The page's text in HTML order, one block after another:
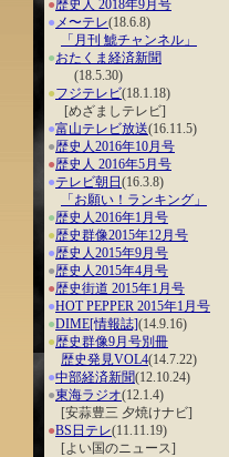
●歴史人 2018年9月号
● メ〜テレ(18.6.8)
「月刊 鯱チャンネル」
●おたくま経済新聞
(18.5.30)
●フジテレビ(18.1.18)
[めざましテレビ]
●富山テレビ放送(16.11.5)
●歴史人2016年10月号
●歴史人 2016年5月号
●テレビ朝日 (16.3.8)
「お願い！ランキング」
●歴史人2016年1月号
●歴史群像2015年12月号
●歴史人2015年9月号
●歴史人2015年4月号
●歴史街道 2015年1月号
●HOT PEPPER 2015年1月号
●DIME[情報誌](14.9.16)
●歴史群像9月号別冊
歴史発見VOL4(14.7.22)
●中部経済新聞(12.10.24)
●東海ラジオ(12.1.4)
[安蒜豊三 夕焼けナビ]
●BS日テレ(11.11.19)
[よい国のニュース]